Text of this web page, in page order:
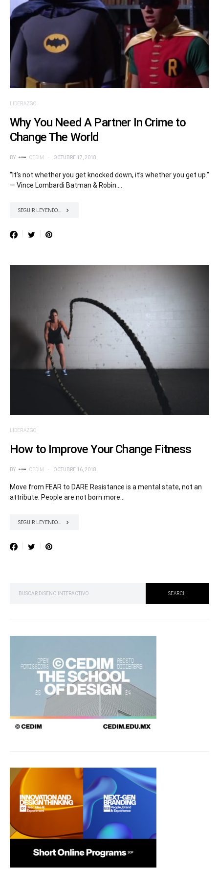
LIDERAZGO
Why You Need A Partner In Crime to
Change The World
BY CEDIM OCTUBRE 17, 2018
“It’s not whether you get knocked down, it’s whether you get up.”
— Vince Lombardi Batman & Robin.…
SEGUIR LEYENDO...
LIDERAZGO
How to Improve Your Change Fitness
BY CEDIM OCTUBRE 16, 2018
Move from FEAR to DARE Resistance is a mental state, not an
attribute. People are not born more…
SEGUIR LEYENDO...
SEARCH